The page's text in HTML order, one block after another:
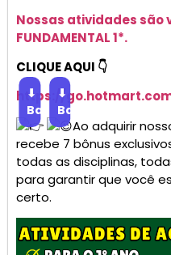
Nossas atividades são
FUNDAMENTAL 1*.
CLIQUE AQUI 👇
https://go.hotmart
⬇
Baixar
⬇
Baixar
Ao adquirir
recebe 7 bônus
todas as disciplinas,
para garantir que você
certo.